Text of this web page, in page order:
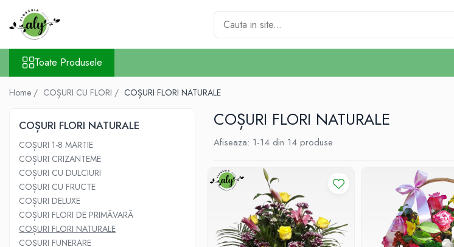
Toate Produsele
DE SEZON
COLECȚIA DE PAȘTI
COLECȚIA DE TOAMNĂ
COLECȚIA DE VARĂ
CRĂCIUN ȘI ANUL NOU
VALANTINE'S DAY 14 FEBRUARIE
TRANDAFIRI
101 TRANDAFIRI
BUCHETE TRANDAFIRI
Toate Produsele
Home / COȘURI CU FLORI / COȘURI FLORI NATURALE
COȘURI FLORI NATURALE
COȘURI FLORI NATURALE
COȘURI 1-8 MARTIE
COȘURI CRIZANTEME
COȘURI CU DULCIURI
COȘURI CU FRUCTE
COȘURI DELUXE
COȘURI FLORI DE PRIMĂVARĂ
COȘURI FLORI NATURALE
COȘURI FUNERARE
Afiseaza: 1-14 din 14 produse